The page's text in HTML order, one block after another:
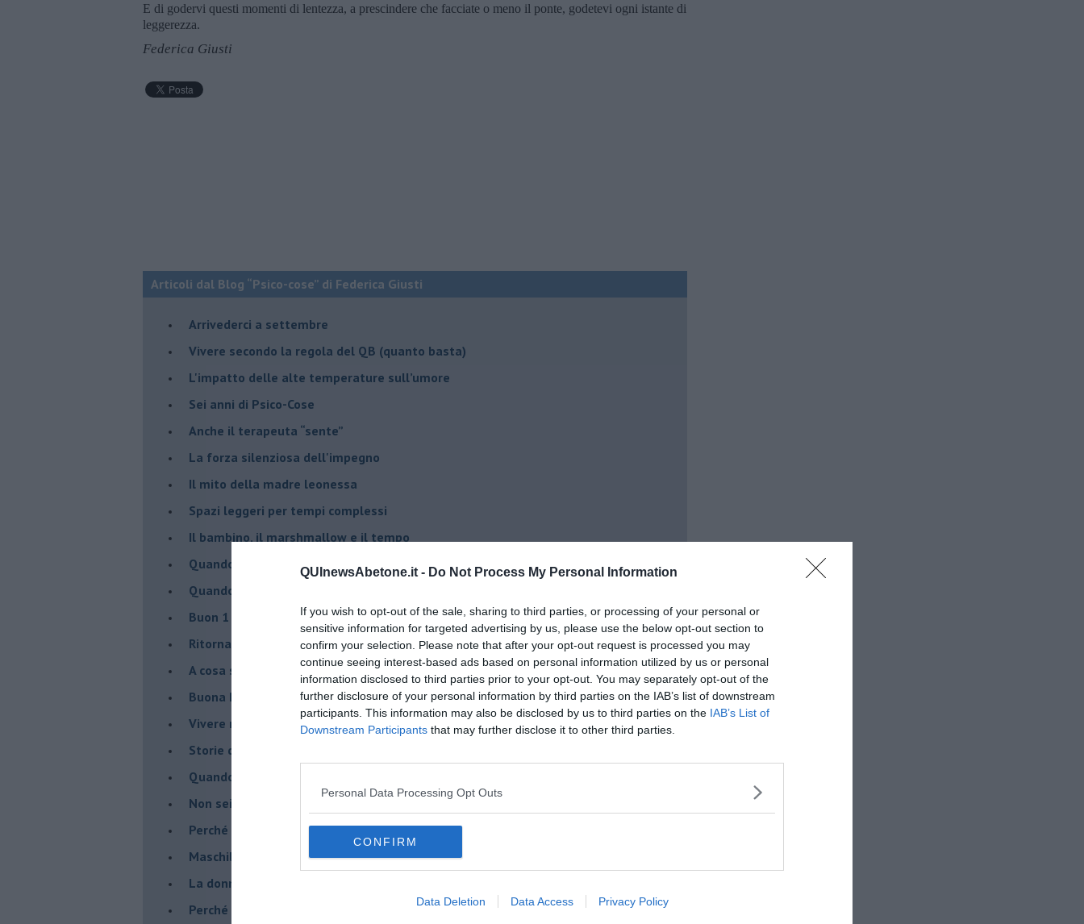
QUInewsAbetone.it - Do Not Process My Personal Information
If you wish to opt-out of the sale, sharing to third parties, or processing of your personal or
sensitive information for targeted advertising by us, please use the below opt-out section to
confirm your selection. Please note that after your opt-out request is processed you may
continue seeing interest-based ads based on personal information utilized by us or personal
information disclosed to third parties prior to your opt-out. You may separately opt-out of the
further disclosure of your personal information by third parties on the IAB’s list of downstream
participants. This information may also be disclosed by us to third parties on the IAB’s List of
Downstream Participants that may further disclose it to other third parties.
Personal Data Processing Opt Outs
CONFIRM
Data Deletion Data Access Privacy Policy
E di godervi questi momenti di lentezza, a prescindere che facciate o meno il ponte, godetevi ogni istante di
leggerezza.
Federica Giusti
Articoli dal Blog “Psico-cose” di Federica Giusti
​Arrivederci a settembre
​Vivere secondo la regola del QB (quanto basta)
​L'impatto delle alte temperature sull’umore
Sei anni di Psico-Cose
​Anche il terapeuta “sente”
​La forza silenziosa dell'impegno
​Il mito della madre leonessa
Spazi leggeri per tempi complessi
Il bambino, il marshmallow e il tempo
​Quando cambia il nome di una sindrome
​Quando il terapeuta torna a casa
​Buon 1 Maggio!
Ritornare indietro di vent’anni
​A cosa serve davvero la psicoterapia
​Buona Pasqua e … buona rinascita!
​Vivere nell’incertezza
​Storie di rinascita: i Take That
​Quando la rigidità del terapeuta è fondamentale
​Non sei indietro, stai seguendo il tuo tempo
​Perché abbiamo bisogno di Sanremo?
​Maschilismo inconsapevole
​La donna può scegliere di non essere madre!
​Perché abbiamo così bisogno di supereroi?